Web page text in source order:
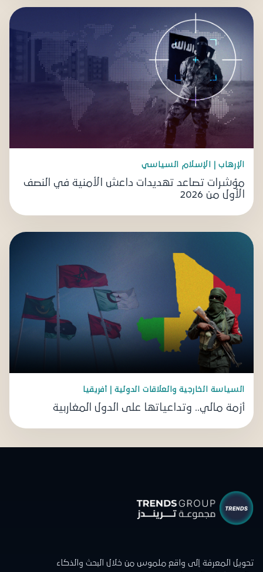
الإرهاب | الإسلام السياسي
مؤشرات تصاعد تهديدات داعش الأمنية في النصف
الأول من 2026
السياسة الخارجية والعلاقات الدولية | أفريقيا
أزمة مالي.. وتداعياتها على الدول المغاربية
تحويل المعرفة إلى واقع ملموس من خلال البحث والذكاء